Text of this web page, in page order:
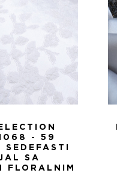
- 59
SEDEFASTI
SA
FLORALNIM